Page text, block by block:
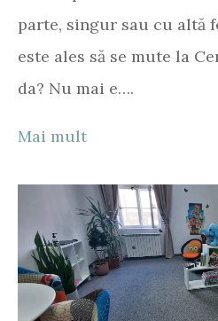
parte, singur sau cu altă
este ales să se mute la
da? Nu mai e….
Mai mult